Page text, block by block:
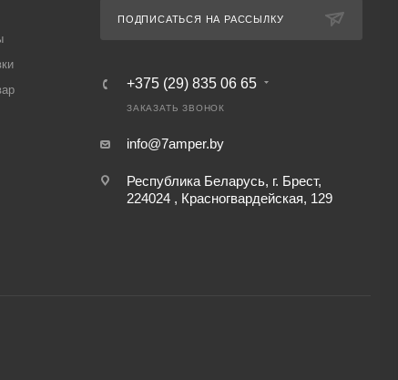
ПОДПИСАТЬСЯ НА РАССЫЛКУ
+375 (29) 835 06 65
ЗАКАЗАТЬ ЗВОНОК
info@7amper.by
Республика Беларусь, г. Брест,
224024 , Красногвардейская, 129